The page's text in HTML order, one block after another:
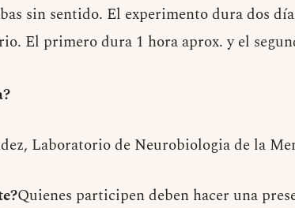
sin sentido. El experimento dura dos
El primero dura 1 hora aprox. y el
Laboratorio de Neurobiologia de la
Quienes participen deben hacer una